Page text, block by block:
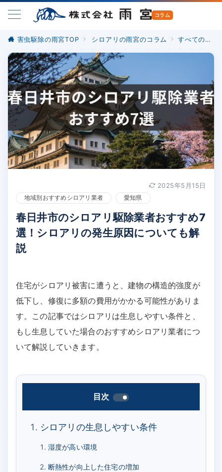
害虫駆除の雨宮TOP シロアリの雨宮のコラム すべての記事
2025年5月15日
地域別おすすめシロアリ業者 愛知県
春日井市のシロアリ駆除業者おすすめ7
選！シロアリの発生原因についても解
説
住宅がシロアリ被害に遭うと、建物の構造的強度が
低下し、修復に多額の費用がかかる可能性がありま
す。この記事ではシロアリは生息しやすい条件と、
もし生息していた場合のおすすめシロアリ業者につ
いて解説していきます。
目次
シロアリの生息しやすい条件
湿度が高い環境
断熱性が向上した住宅の増加